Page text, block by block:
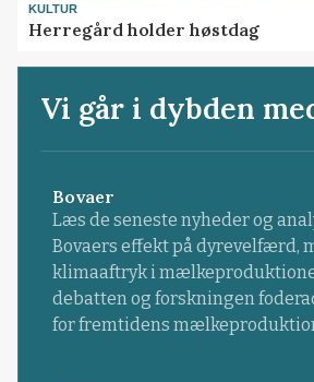
KULTUR
Herregård holder høstdag
Vi går i dybden
Bovaer
Læs de seneste nyheder og
Bovaers effekt på dyrevelfærd,
klimaaftryk i
debatten og forskningen
for fremtidens